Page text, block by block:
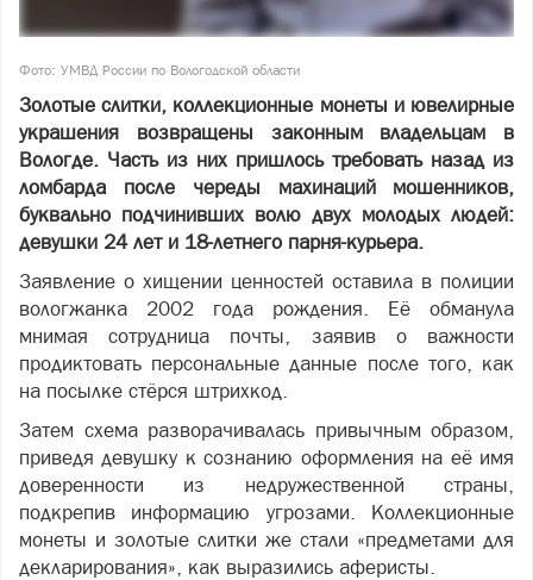
Фото: УМВД России по Вологодской области
Золотые слитки, коллекционные монеты и ювелирные
украшения возвращены законным владельцам в
Вологде. Часть из них пришлось требовать назад из
ломбарда после череды махинаций мошенников,
буквально подчинивших волю двух молодых людей:
девушки 24 лет и 18-летнего парня-курьера.
Заявление о хищении ценностей оставила в полиции
вологжанка 2002 года рождения. Её обманула
мнимая сотрудница почты, заявив о важности
продиктовать персональные данные после того, как
на посылке стёрся штрихкод.
Затем схема разворачивалась привычным образом,
приведя девушку к сознанию оформления на её имя
доверенности из недружественной страны,
подкрепив информацию угрозами. Коллекционные
монеты и золотые слитки же стали «предметами для
декларирования», как выразились аферисты.